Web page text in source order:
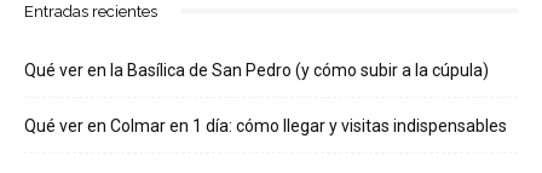
Entradas recientes
Qué ver en la Basílica de San Pedro (y cómo subir a la cúpula)
Qué ver en Colmar en 1 día: cómo llegar y visitas indispensables